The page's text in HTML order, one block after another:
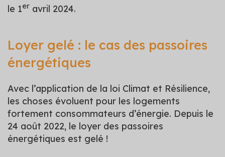
le 1er avril 2024.
Loyer gelé : le cas des passoires
énergétiques
Avec l’application de la loi Climat et Résilience,
les choses évoluent pour les logements
fortement consommateurs d’énergie. Depuis le
24 août 2022, le loyer des passoires
énergétiques est gelé !